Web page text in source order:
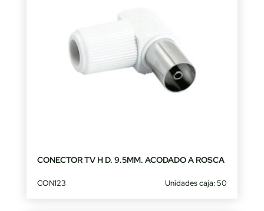
CONECTOR TV H D. 9.5MM. ACODADO A ROSCA
CON123 Unidades caja: 50